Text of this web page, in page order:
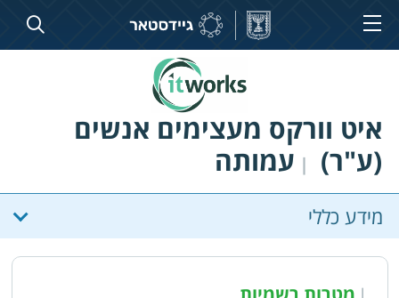
איט וורקס מעצימים אנשים
(ע"ר)
| עמותה
מידע כללי
|